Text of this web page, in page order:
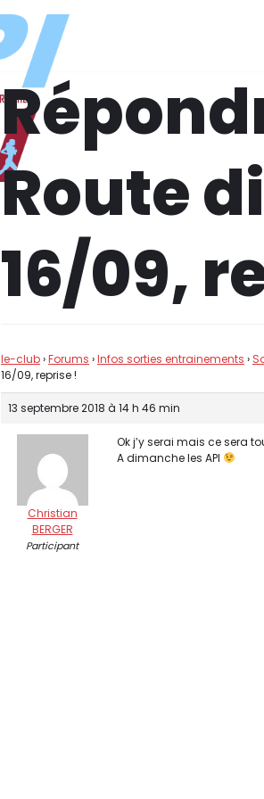
Route
16/09,
le-club›Forums ›Infos sorties entrainements ›
16/09, reprise !
13 septembre 2018 à 14 h 46 min
Christian
BERGER
Participant
Ok j’y serai mais ce sera
A dimanche les API